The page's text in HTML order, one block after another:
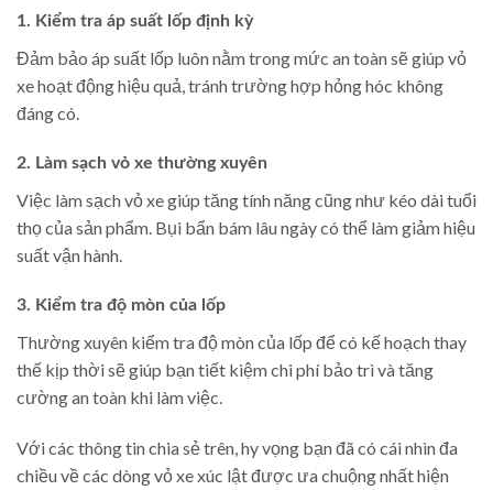
1. Kiểm tra áp suất lốp định kỳ
Đảm bảo áp suất lốp luôn nằm trong mức an toàn sẽ giúp vỏ
xe hoạt động hiệu quả, tránh trường hợp hỏng hóc không
đáng có.
2. Làm sạch vỏ xe thường xuyên
Việc làm sạch vỏ xe giúp tăng tính năng cũng như kéo dài tuổi
thọ của sản phẩm. Bụi bẩn bám lâu ngày có thể làm giảm hiệu
suất vận hành.
3. Kiểm tra độ mòn của lốp
Thường xuyên kiểm tra độ mòn của lốp để có kế hoạch thay
thế kịp thời sẽ giúp bạn tiết kiệm chi phí bảo trì và tăng
cường an toàn khi làm việc.
Với các thông tin chia sẻ trên, hy vọng bạn đã có cái nhìn đa
chiều về các dòng vỏ xe xúc lật được ưa chuộng nhất hiện